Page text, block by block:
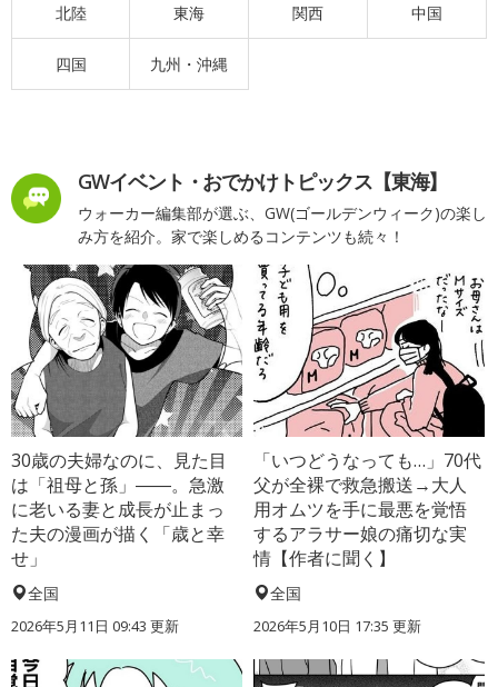
北陸 東海 関西 中国
四国 九州・沖縄
GWイベント・おでかけトピックス【東海】
ウォーカー編集部が選ぶ、GW(ゴールデンウィーク)の楽し
み方を紹介。家で楽しめるコンテンツも続々！
30歳の夫婦なのに、見た目
は「祖母と孫」――。急激
に老いる妻と成長が止まっ
た夫の漫画が描く「歳と幸
せ」
全国
2026年5月11日 09:43 更新
「いつどうなっても…」70代
父が全裸で救急搬送→大人
用オムツを手に最悪を覚悟
するアラサー娘の痛切な実
情【作者に聞く】
全国
2026年5月10日 17:35 更新